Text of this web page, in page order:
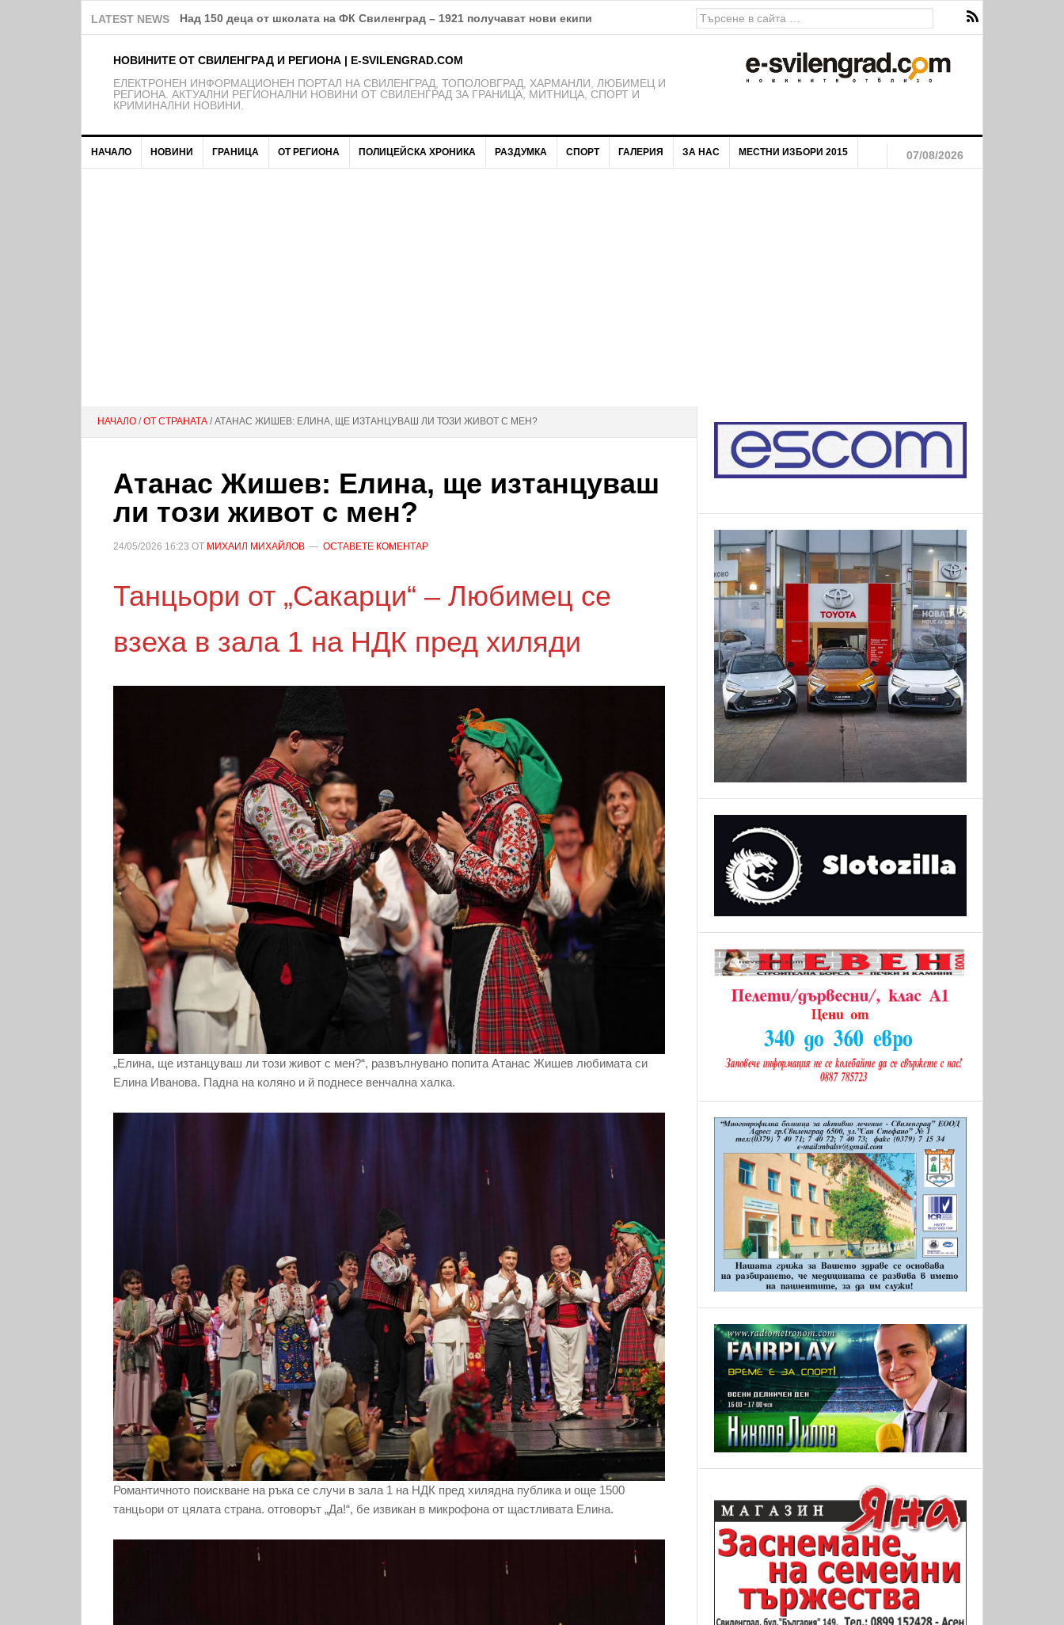
LATEST NEWS Над 150 деца от школата на ФК Свиленград – 1921 получават нови екипи
НОВИНИТЕ ОТ СВИЛЕНГРАД И РЕГИОНА | E-SVILENGRAD.COM
EЛЕКТРОНЕН ИНФОРМАЦИОНЕН ПОРТАЛ НА СВИЛЕНГРАД, ТОПОЛОВГРАД, ХАРМАНЛИ, ЛЮБИМЕЦ И
РЕГИОНА. АКТУАЛНИ РЕГИОНАЛНИ НОВИНИ ОТ СВИЛЕНГРАД ЗА ГРАНИЦА, МИТНИЦА, СПОРТ И
КРИМИНАЛНИ НОВИНИ.
НАЧАЛО НОВИНИ ГРАНИЦА ОТ РЕГИОНА ПОЛИЦЕЙСКА ХРОНИКА РАЗДУМКА СПОРТ ГАЛЕРИЯ ЗА НАС МЕСТНИ ИЗБОРИ 2015 07/08/2026
НАЧАЛО /ОТ СТРАНАТА / АТАНАС ЖИШЕВ: ЕЛИНА, ЩЕ ИЗТАНЦУВАШ ЛИ ТОЗИ ЖИВОТ С МЕН?
Атанас Жишев: Елина, ще изтанцуваш
ли този живот с мен?
24/05/2026 16:23 ОТ МИХАИЛ МИХАЙЛОВ ОСТАВЕТЕ КОМЕНТАР
Танцьори от „Сакарци“ – Любимец се
взеха в зала 1 на НДК пред хиляди
„Елина, ще изтанцуваш ли този живот с мен?“, развълнувано попита Атанас Жишев любимата си
Елина Иванова. Падна на коляно и й поднесе венчална халка.
Романтичното поискване на ръка се случи в зала 1 на НДК пред хилядна публика и още 1500
танцьори от цялата страна. отговорът „Да!“, бе извикан в микрофона от щастливата Елина.